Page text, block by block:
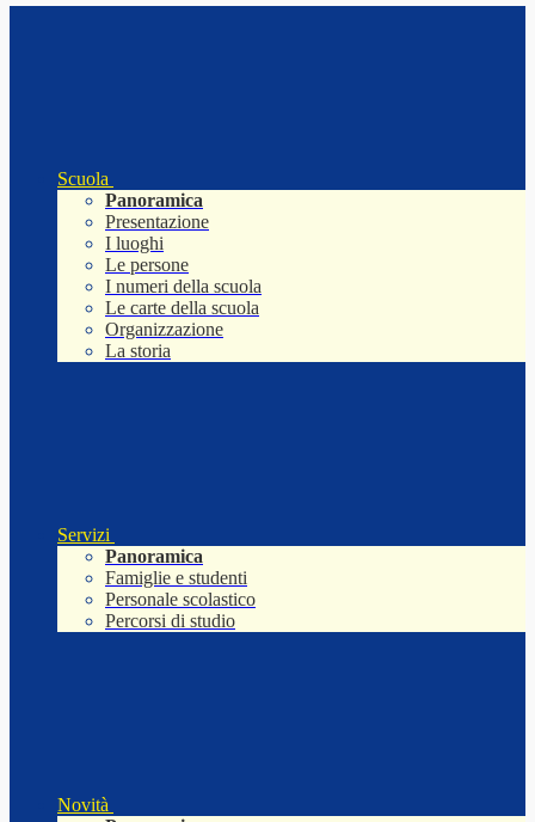
Scuola
Panoramica
Presentazione
I luoghi
Le persone
I numeri della scuola
Le carte della scuola
Organizzazione
La storia
Servizi
Panoramica
Famiglie e studenti
Personale scolastico
Percorsi di studio
Novità